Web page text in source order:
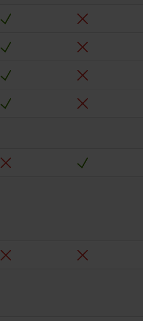
Stadtverkehr inkludiert:Sightseeing
Stadtverkehr inkludiert:Sightseeing
Stadtverkehr inkludiert:Sightseeing
Stadtverkehr inkludiert:Sightseeing
Stadtverkehr inkludiert:Sightseeing
Stadtverkehr inkludiert:Sightseeing